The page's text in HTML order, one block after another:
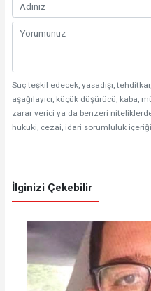
Suç teşkil edecek, yasadışı,
aşağılayıcı, küçük düşürücü, kaba,
zarar verici ya da benzeri
hukuki, cezai, idari sorumluluk
İlginizi Çekebilir